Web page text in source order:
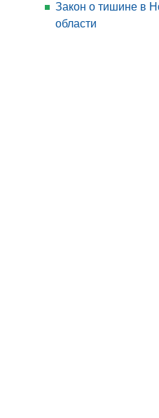
Закон о тишине в
области